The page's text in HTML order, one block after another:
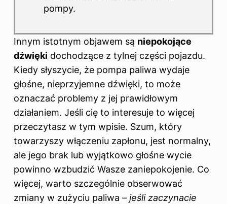
pompy.
Innym istotnym objawem są niepokojące
dźwięki dochodzące z tylnej części pojazdu.
Kiedy słyszycie, że pompa paliwa wydaje
głośne, nieprzyjemne dźwięki, to może
oznaczać problemy z jej prawidłowym
działaniem. Jeśli cię to interesuje to więcej
przeczytasz w tym wpisie. Szum, który
towarzyszy włączeniu zapłonu, jest normalny,
ale jego brak lub wyjątkowo głośne wycie
powinno wzbudzić Wasze zaniepokojenie. Co
więcej, warto szczególnie obserwować
zmiany w zużyciu paliwa – jeśli zaczynacie